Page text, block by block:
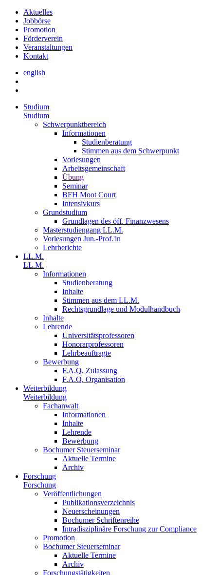
Aktuelles
Jobbörse
Promotion
Förderverein
Veranstaltungen
Kontakt
english
Studium
Studium
Schwerpunktbereich
Informationen
Studienberatung
Stimmen aus dem Schwerpunkt
Vorlesungen
Arbeitsgemeinschaft
Übung
Seminar
BFH Moot Court
Intensivkurs
Grundstudium
Grundlagen des öff. Finanzwesens
Masterstudiengang LL.M.
Vorlesungen Jun.-Prof.'in
Lehrberichte
LL.M.
LL.M.
Informationen
Studienberatung
Inhalte
Stimmen aus dem LL.M.
Rechtsgrundlage und Modulhandbuch
Inhalte
Lehrende
Universitätsprofessoren
Honorarprofessoren
Lehrbeauftragte
Bewerbung
F.A.Q. Zulassung
F.A.Q. Organisation
Weiterbildung
Weiterbildung
Fachanwalt
Informationen
Inhalte
Lehrende
Bewerbung
Bochumer Steuerseminar
Aktuelle Termine
Archiv
Forschung
Forschung
Veröffentlichungen
Publikationsverzeichnis
Neuerscheinungen
Bochumer Schriftenreihe
Intradisziplinäre Forschung zur Compliance
Promotion
Bochumer Steuerseminar
Aktuelle Termine
Archiv
Forschungstätigkeiten